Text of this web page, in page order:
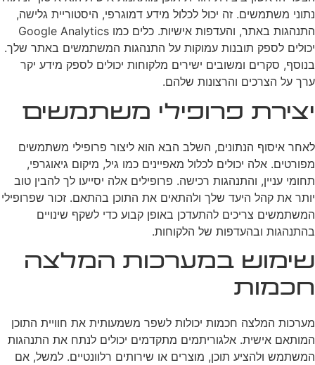
נתוני משתמשים. זה יכול לכלול מידע דמוגרפי, היסטוריית גלישה,
התנהגות באתר, והעדפות אישיות. כלים כמו Google Analytics
יכולים לספק תובנות עמוקות על התנהגות המשתמשים באתר שלך.
בנוסף, סקרים ומשובים ישירים מלקוחות יכולים לספק מידע יקר
ערך על הצרכים והרצונות שלהם.
יצירת פרופילי משתמשים
לאחר איסוף הנתונים, השלב הבא הוא ליצור פרופילי משתמשים
מפורטים. אלה יכולים לכלול מאפיינים כמו גיל, מיקום גיאוגרפי,
תחומי עניין, והתנהגות רכישה. פרופילים אלה יסייעו לך להבין טוב
יותר את קהל היעד שלך ולהתאים את התוכן בהתאם. זכור שפרופילי
המשתמשים צריכים להתעדכן באופן קבוע כדי לשקף שינויים
בהתנהגות ובהעדפות של הלקוחות.
שימוש במערכות המלצה
חכמות
מערכות המלצה חכמות יכולות לשפר משמעותית את חוויית התוכן
המותאם אישית. אלגוריתמים מתקדמים יכולים לנתח את התנהגות
המשתמש ולהציע תוכן, מוצרים או שירותים רלוונטיים. למשל, אם